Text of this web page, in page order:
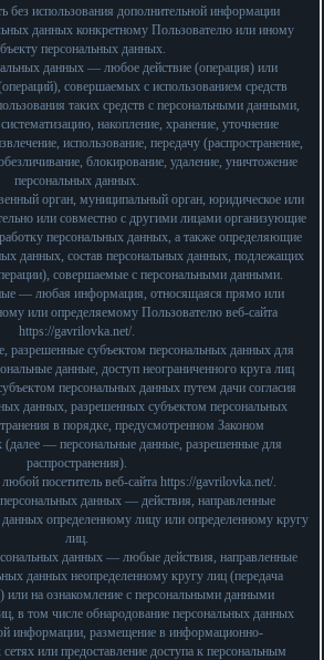
без использования дополнительной информации
данных конкретному Пользователю или иному
персональных данных.
данных — любое действие (операция) или
совершаемых с использованием средств
таких средств с персональными данными,
накопление, хранение, уточнение
использование, передачу (распространение,
блокирование, удаление, уничтожение
персональных данных.
орган, муниципальный орган, юридическое или
или совместно с другими лицами организующие
персональных данных, а также определяющие
данных, состав персональных данных, подлежащих
совершаемые с персональными данными.
— любая информация, относящаяся прямо или
или определяемому Пользователю веб-сайта
https://gavrilovka.net/.
разрешенные субъектом персональных данных для
данные, доступ неограниченного круга лиц
персональных данных путем дачи согласия
данных, разрешенных субъектом персональных
в порядке, предусмотренном Законом
(далее — персональные данные, разрешенные для
распространения).
посетитель веб-сайта https://gavrilovka.net/.
данных — действия, направленные
определенному лицу или определенному кругу
лиц.
данных — любые действия, направленные
данных неопределенному кругу лиц (передача
или на ознакомление с персональными данными
в том числе обнародование персональных данных
информации, размещение в информационно-
или предоставление доступа к персональным